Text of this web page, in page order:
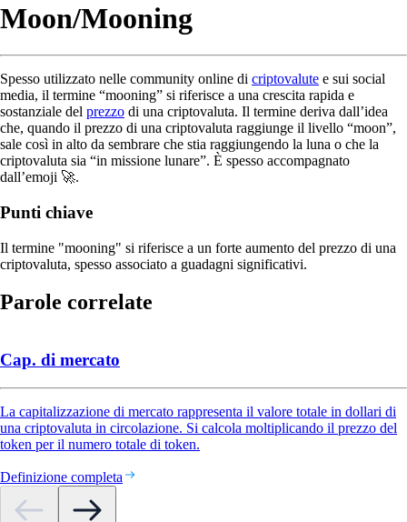
Moon/Mooning
Spesso utilizzato nelle community online di criptovalute e sui social
media, il termine “mooning” si riferisce a una crescita rapida e
sostanziale del prezzo di una criptovaluta. Il termine deriva dall’idea
che, quando il prezzo di una criptovaluta raggiunge il livello “moon”,
sale così in alto da sembrare che stia raggiungendo la luna o che la
criptovaluta sia “in missione lunare”. È spesso accompagnato
dall’emoji 🚀.
Punti chiave
Il termine "mooning" si riferisce a un forte aumento del prezzo di una
criptovaluta, spesso associato a guadagni significativi.
Parole correlate
Cap. di mercato
La capitalizzazione di mercato rappresenta il valore totale in dollari di
una criptovaluta in circolazione. Si calcola moltiplicando il prezzo del
token per il numero totale di token.
Definizione completa